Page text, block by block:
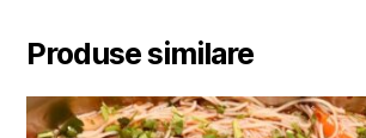
Produse similare